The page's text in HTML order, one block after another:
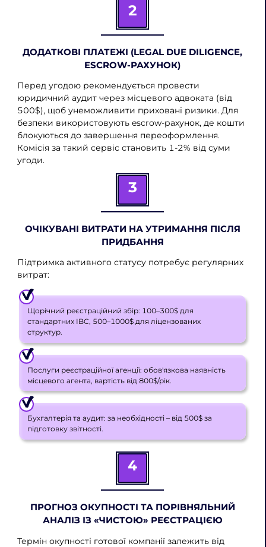
2
ДОДАТКОВІ ПЛАТЕЖІ (LEGAL DUE DILIGENCE,
ESCROW-РАХУНОК)
Перед угодою рекомендується провести
юридичний аудит через місцевого адвоката (від
500$), щоб унеможливити приховані ризики. Для
безпеки використовують escrow-рахунок, де кошти
блокуються до завершення переоформлення.
Комісія за такий сервіс становить 1-2% від суми
угоди.
3
ОЧІКУВАНІ ВИТРАТИ НА УТРИМАННЯ ПІСЛЯ
ПРИДБАННЯ
Підтримка активного статусу потребує регулярних
витрат:
Щорічний реєстраційний збір: 100–300$ для
стандартних IBC, 500–1000$ для ліцензованих
структур.
Послуги реєстраційної агенції: обов'язкова наявність
місцевого агента, вартість від 800$/рік.
Бухгалтерія та аудит: за необхідності – від 500$ за
підготовку звітності.
4
ПРОГНОЗ ОКУПНОСТІ ТА ПОРІВНЯЛЬНИЙ
АНАЛІЗ ІЗ «ЧИСТОЮ» РЕЄСТРАЦІЄЮ
Термін окупності готової компанії залежить від